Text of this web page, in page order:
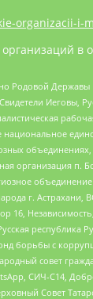
organizacii-i-
в
Родовой
Иеговы,
организация
г. Астрахани,
16,
борьбы с
совет
СИЧ-С14,
Совет